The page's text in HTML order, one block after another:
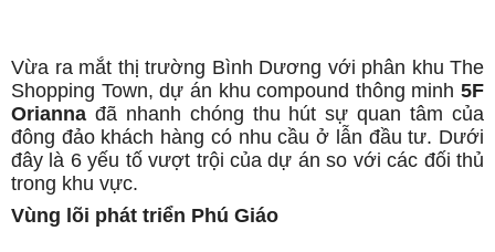
Vừa ra mắt thị trường Bình Dương với phân khu The
Shopping Town, dự án khu compound thông minh 5F
Orianna đã nhanh chóng thu hút sự quan tâm của
đông đảo khách hàng có nhu cầu ở lẫn đầu tư. Dưới
đây là 6 yếu tố vượt trội của dự án so với các đối thủ
trong khu vực.
Vùng lõi phát triển Phú Giáo